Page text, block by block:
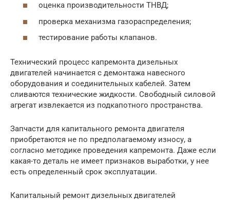
оценка производительности ТНВД;
проверка механизма газораспределения;
тестирование работы клапанов.
Технический процесс капремонта дизельных
двигателей начинается с демонтажа навесного
оборудования и соединительных кабелей. Затем
сливаются технические жидкости. Свободный силовой
агрегат извлекается из подкапотного пространства.
Запчасти для капитального ремонта двигателя
приобретаются не по предполагаемому износу, а
согласно методике проведения капремонта. Даже если
какая-то деталь не имеет признаков выработки, у нее
есть определенный срок эксплуатации.
Капитальный ремонт дизельных двигателей